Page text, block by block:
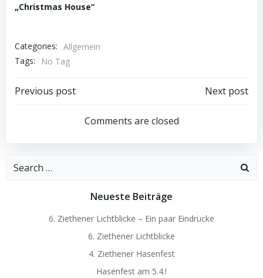
„Christmas House“
Categories: Allgemein
Tags:
No Tag
Post
navigation
Previous post
navigation
Next post
Comments are closed
Search
Neueste Beiträge
6. Ziethener Lichtblicke – Ein paar Eindrücke
6. Ziethener Lichtblicke
4. Ziethener Hasenfest
Hasenfest am 5.4.!